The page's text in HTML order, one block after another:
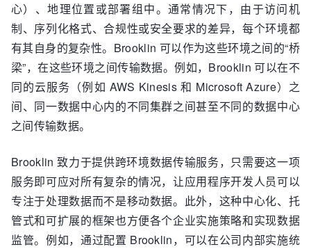
心）、地理位置或部署组中。通常情况下，由于访问机
制、序列化格式、合规性或安全要求的差异，每个环境都
有其自身的复杂性。Brooklin 可以作为这些环境之间的“桥
梁”，在这些环境之间传输数据。例如，Brooklin 可以在不
同的云服务（例如 AWS Kinesis 和 Microsoft Azure）之
间、同一数据中心内的不同集群之间甚至不同的数据中心
之间传输数据。
Brooklin 致力于提供跨环境数据传输服务，只需要这一项
服务即可应对所有复杂的情况，让应用程序开发人员可以
专注于处理数据而不是移动数据。此外，这种中心化、托
管式和可扩展的框架也方便各个企业实施策略和实现数据
监管。例如，通过配置 Brooklin，可以在公司内部实施统